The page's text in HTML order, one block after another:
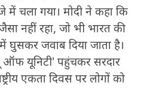
में चला गया। मोदी ने कहा कि
नहीं रहा, जो भी भारत की
जवाब दिया जाता है।
ऑफ यूनिटी' पहुंचकर सरदार
एकता दिवस पर लोगों को